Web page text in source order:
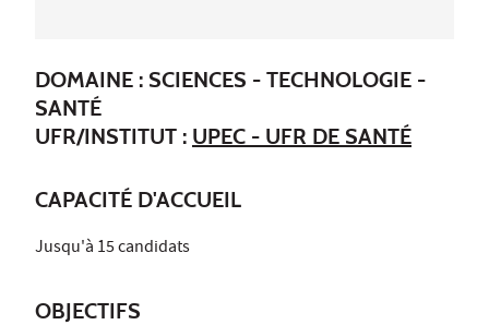
DOMAINE : SCIENCES - TECHNOLOGIE -
SANTÉ
UFR/INSTITUT : UPEC - UFR DE SANTÉ
CAPACITÉ D'ACCUEIL
Jusqu'à 15 candidats
OBJECTIFS